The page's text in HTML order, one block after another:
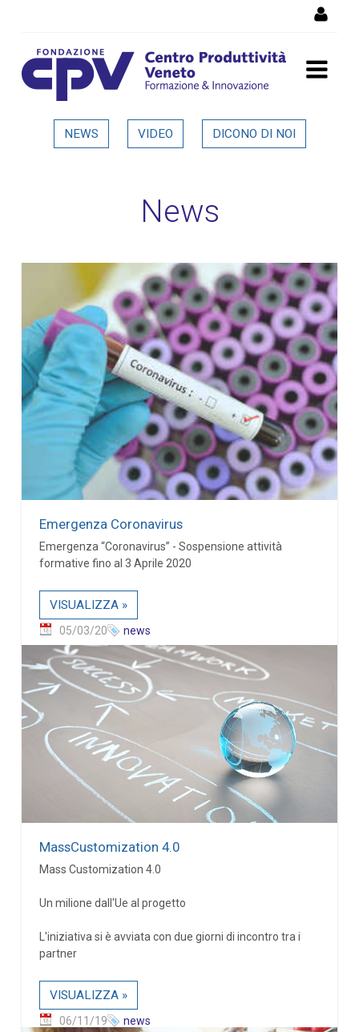
Dettaglio in evidenza
NEWS VIDEO DICONO DI NOI
News
Emergenza Coronavirus
Emergenza “Coronavirus” - Sospensione attività
formative fino al 3 Aprile 2020
VISUALIZZA »
05/03/20 news
MassCustomization 4.0
Mass Customization 4.0
Un milione dall'Ue al progetto
L'iniziativa si è avviata con due giorni di incontro tra i
partner
VISUALIZZA »
06/11/19 news